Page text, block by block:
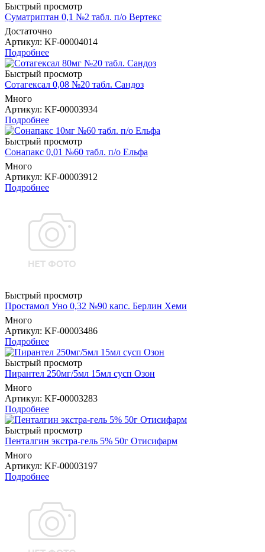
Быстрый просмотр
Суматриптан 0,1 №2 табл. п/о Вертекс
Достаточно
Артикул: KF-00004014
Подробнее
Быстрый просмотр
Сотагексал 0,08 №20 табл. Сандоз
Много
Артикул: KF-00003934
Подробнее
Быстрый просмотр
Сонапакс 0,01 №60 табл. п/о Ельфа
Много
Артикул: KF-00003912
Подробнее
Быстрый просмотр
Простамол Уно 0,32 №90 капс. Берлин Хеми
Много
Артикул: KF-00003486
Подробнее
Быстрый просмотр
Пирантел 250мг/5мл 15мл сусп Озон
Много
Артикул: KF-00003283
Подробнее
Быстрый просмотр
Пенталгин экстра-гель 5% 50г Отисифарм
Много
Артикул: KF-00003197
Подробнее